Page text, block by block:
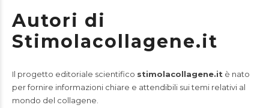
Autori di
Stimolacollagene.it
Il progetto editoriale scientifico stimolacollagene.it è nato
per fornire informazioni chiare e attendibili sui temi relativi al
mondo del collagene.